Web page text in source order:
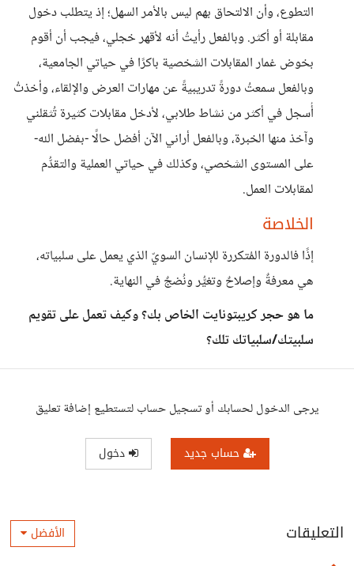
التطوع، وأن الالتحاق بهم ليس بالأمر السهل؛ إذ يتطلب دخول
مقابلة أو أكثر. وبالفعل رأيتُ أنه لأقهر خجلي، فيجب أن أقوم
بخوض غمار المقابلات الشخصية باكرًا في حياتي الجامعية،
وبالفعل سمعتُ دورةً تدريبيةً عن مهارات العرض والإلقاء، وأخذتُ
أُسجل في أكثر من نشاط طلابي، لأدخل مقابلات كثيرة تُثقلني
وآخذ منها الخبرة، وبالفعل أراني الآن أفضل حالًا -بفضل الله-
على المستوى الشخصي، وكذلك في حياتي العملية والتقدُّم
لمقابلات العمل.
الخلاصة
إذًا فالدورة المُتكررة للإنسان السويّ الذي يعمل على سلبياته،
هي معرفةٌ وإصلاحٌ وتغيُّر ونُضجٌ في النهاية.
ما هو حجر كريبتونايت الخاص بك؟ وكيف تعمل على تقويم
سلبيتك/سلبياتك تلك؟
يرجى الدخول لحسابك أو تسجيل حساب لتستطيع إضافة تعليق
حساب جديد دخول
التعليقات الأفضل